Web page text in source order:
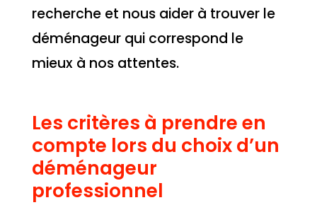
recherche et nous aider à trouver le
déménageur qui correspond le
mieux à nos attentes.
Les critères à prendre en
compte lors du choix d’un
déménageur
professionnel